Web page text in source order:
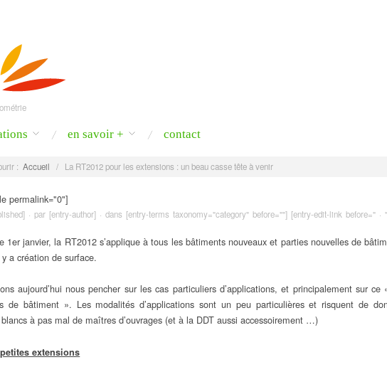
en savoir + contact
: Accueil / La RT2012 pour les extensions : un beau casse tête à venir
permalink="0"]
· par [entry-author] · dans [entry-terms taxonomy="category" before=""] [entry-edit-link before=" ·
1er janvier, la RT2012 s’applique à tous les bâtiments nouveaux et parties nouvelles de
y a création de surface.
aujourd’hui nous pencher sur les cas particuliers d’applications, et principalement sur ce
de bâtiment ». Les modalités d’applications sont un peu particulières et risquent de
à pas mal de maîtres d’ouvrages (et à la DDT aussi accessoirement …)
extensions